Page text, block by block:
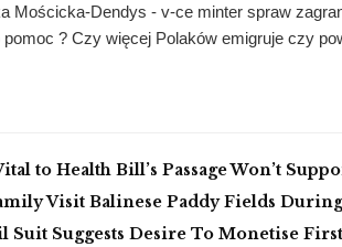
Mościcka-Dendys - v-ce minter spraw
? Czy więcej Polaków emigruje czy
to Health Bill’s Passage Won’t
Visit Balinese Paddy Fields
Suit Suggests Desire To Monetise